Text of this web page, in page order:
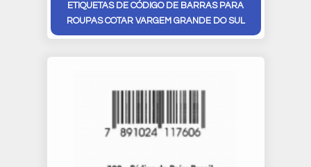
ETIQUETAS DE CÓDIGO DE BARRAS PARA
ROUPAS COTAR VARGEM GRANDE DO SUL